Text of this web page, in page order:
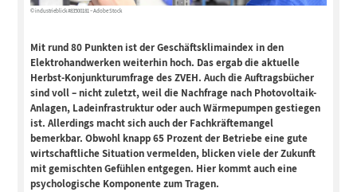
© industrieblick #83500181 – Adobe Stock
Mit rund 80 Punkten ist der Geschäftsklimaindex in den
Elektrohandwerken weiterhin hoch. Das ergab die aktuelle
Herbst-Konjunkturumfrage des ZVEH. Auch die Auftragsbücher
sind voll – nicht zuletzt, weil die Nachfrage nach Photovoltaik-
Anlagen, Ladeinfrastruktur oder auch Wärmepumpen gestiegen
ist. Allerdings macht sich auch der Fachkräftemangel
bemerkbar. Obwohl knapp 65 Prozent der Betriebe eine gute
wirtschaftliche Situation vermelden, blicken viele der Zukunft
mit gemischten Gefühlen entgegen. Hier kommt auch eine
psychologische Komponente zum Tragen.